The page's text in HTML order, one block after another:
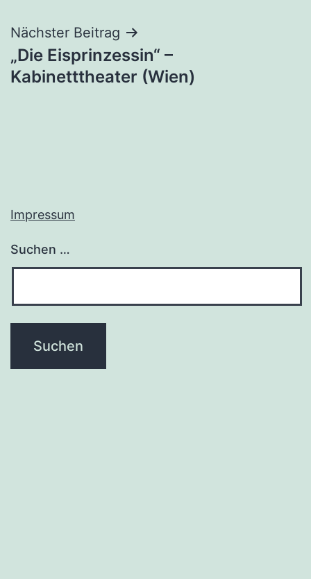
Nächster Beitrag
„Die Eisprinzessin“ –
Kabinetttheater (Wien)
Impressum
Suchen …